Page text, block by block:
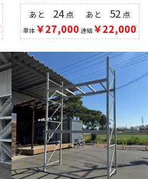
あと 24点
単体 ￥27,000
あと 52 点
連結￥22,000